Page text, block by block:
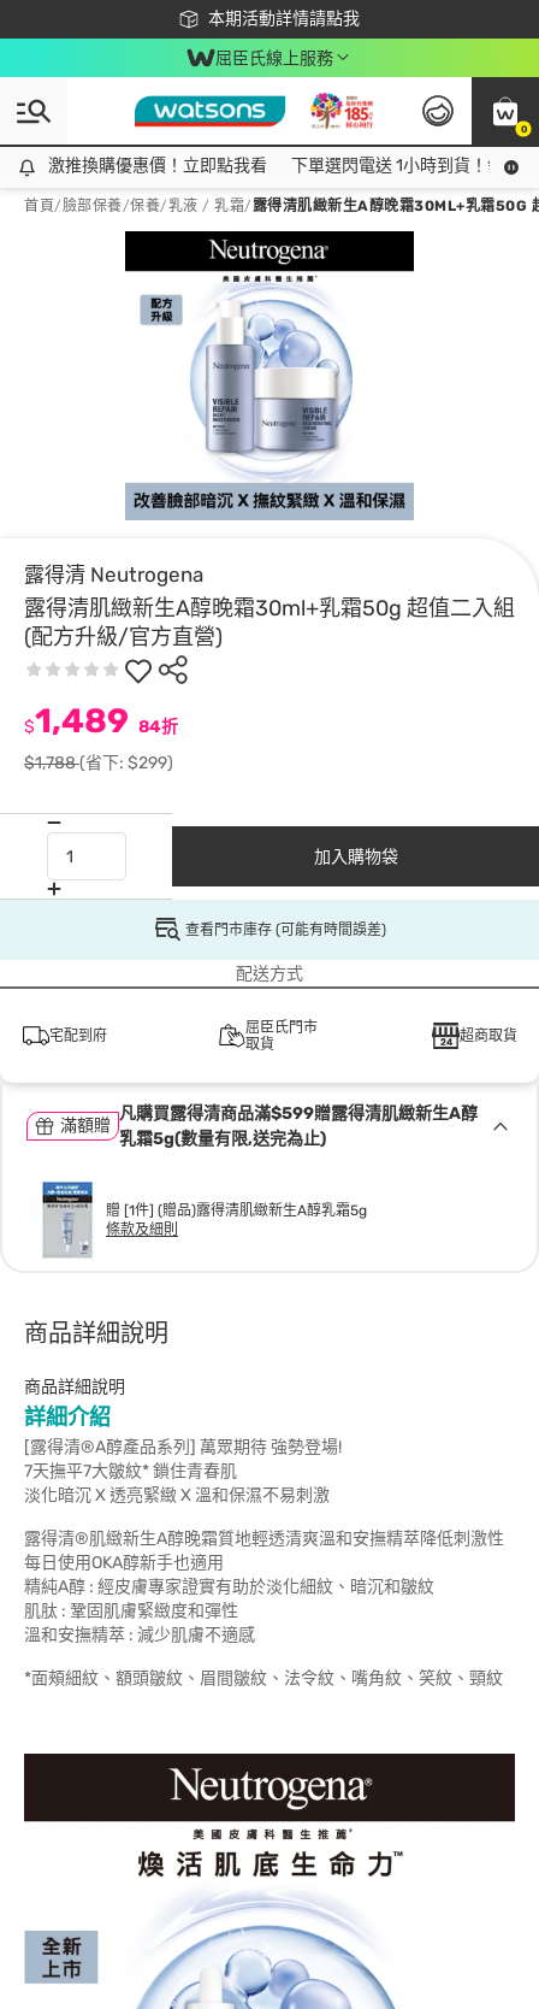
本期活動詳情請點我
下載app最高回饋$350
屈臣氏線上服務
0
激推換購優惠價！立即點我看
激推換購優惠價！立即點我看 下單選閃電送 1小時到貨！領神
首頁/臉部保養/保養/乳液 / 乳霜/露得清肌緻新生A醇晚霜30ML+乳霜50G
露得清 Neutrogena
露得清肌緻新生A醇晚霜30ml+乳霜50g 超值二入組
(配方升級/官方直營)
$1,489 84折
$1,788(省下: $299)
加入購物袋
查看門市庫存 (可能有時間誤差)
配送方式
宅配到府
屈臣氏門市
取貨
超商取貨
滿額贈
凡購買露得清商品滿$599贈露得清肌緻新生A醇
乳霜5g(數量有限,送完為止)
贈 [1件] (贈品)露得清肌緻新生A醇乳霜5g
條款及細則
商品詳細說明
商品詳細說明
詳細介紹
[露得清®A醇產品系列] 萬眾期待 強勢登場!
7天撫平7大皺紋* 鎖住青春肌
淡化暗沉 X 透亮緊緻 X 溫和保濕不易刺激
露得清®肌緻新生A醇晚霜質地輕透清爽溫和安撫精萃降低刺激性
每日使用OKA醇新手也適用
精純A醇 : 經皮膚專家證實有助於淡化細紋、暗沉和皺紋
肌肽 : 鞏固肌膚緊緻度和彈性
溫和安撫精萃 : 減少肌膚不適感
*面頰細紋、額頭皺紋、眉間皺紋、法令紋、嘴角紋、笑紋、頸紋